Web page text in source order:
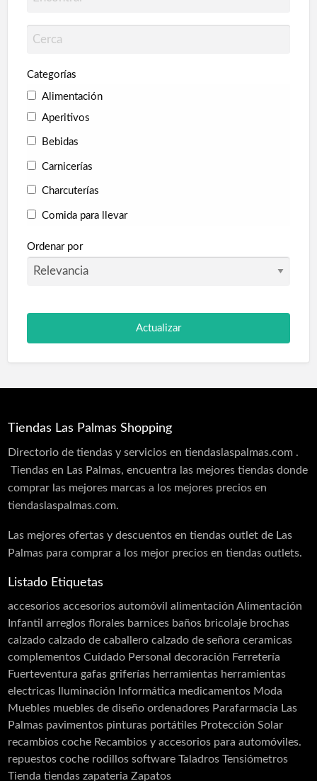
Categorías
Alimentación
Aperitivos
Bebidas
Carnicerías
Charcuterías
Comida para llevar
Fruterías
Golosinas
Pescaderías
Tienda de animales
Tiendas Gourmet
Aseo e higiene
Centro Óptico
Centros de belleza
Manicura y Uñas
Clínicas de estética
Cosmética
Cuidado Personal
Dietas
Farmacia
Higiene
Masajes
Ópticas
Ortopedia
Parafarmacia
Ordenar por
Tiendas Las Palmas Shopping
Directorio de tiendas y servicios en tiendaslaspalmas.com .
Tiendas en Las Palmas, encuentra las mejores tiendas donde
comprar las mejores marcas a los mejores precios en
tiendaslaspalmas.com.
Las mejores ofertas y descuentos en tiendas outlet de Las
Palmas para comprar a los mejor precios en tiendas outlets.
Listado Etiquetas
accesorios accesorios automóvil alimentación Alimentación
Infantil arreglos florales barnices baños bricolaje brochas
calzado calzado de caballero calzado de señora ceramicas
complementos Cuidado Personal decoración Ferretería
Fuerteventura gafas griferías herramientas herramientas
electricas
Iluminación Informática medicamentos Moda
Muebles muebles de diseño ordenadores Parafarmacia Las
Palmas pavimentos pinturas portátiles Protección Solar
recambios coche Recambios y accesorios para automóviles.
repuestos coche rodillos software Taladros Tensiómetros
Tienda tiendas zapateria Zapatos